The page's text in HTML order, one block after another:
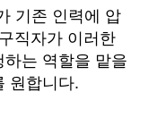
기존 인력에 압
직자가 이러한
는 역할을 맡을
원합니다.